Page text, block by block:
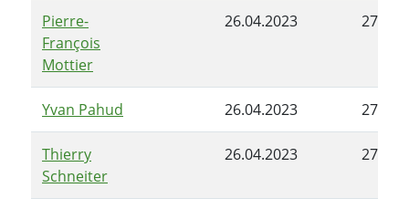
Pierre-
François
Mottier
26.04.2023
Yvan Pahud 26.04.2023
Thierry
Schneiter
26.04.2023